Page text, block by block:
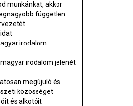
munkánkat, akkor
független
irodalom
irodalom jelenét
megújuló és
közösséget
és alkotóit